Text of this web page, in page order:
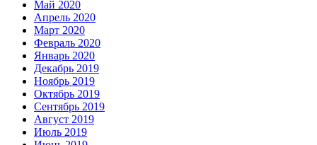
Май 2020
Апрель 2020
Март 2020
Февраль 2020
Январь 2020
Декабрь 2019
Ноябрь 2019
Октябрь 2019
Сентябрь 2019
Август 2019
Июль 2019